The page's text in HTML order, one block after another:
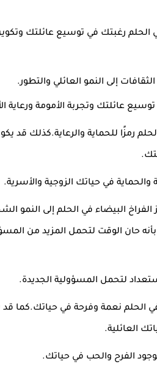
الحلم رغبتك في توسيع عائلتك
إلى النمو العائلي والتطور.
عائلتك وتجربة الأمومة ورعاية
رمزًا للحماية والرعاية.كذلك قد
.
والحماية في حياتك الزوجية والأسرية.
الفراخ البيضاء في الحلم إلى النمو
حان الوقت لتحمل المزيد من
لتحمل المسؤولية الجديدة.
الحلم نعمة وفرحة في حياتك.كما قد
العائلية.
الفرح والحب في حياتك.